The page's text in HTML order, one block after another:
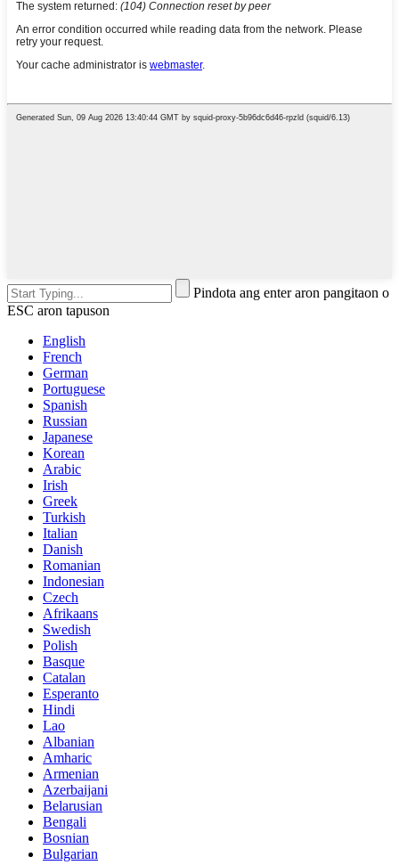
Pindota ang enter aron pangitaon o
ESC aron tapuson
English
French
German
Portuguese
Spanish
Russian
Japanese
Korean
Arabic
Irish
Greek
Turkish
Italian
Danish
Romanian
Indonesian
Czech
Afrikaans
Swedish
Polish
Basque
Catalan
Esperanto
Hindi
Lao
Albanian
Amharic
Armenian
Azerbaijani
Belarusian
Bengali
Bosnian
Bulgarian